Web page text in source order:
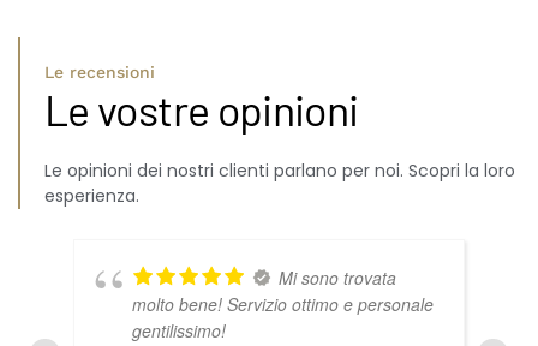
Le recensioni
Le vostre opinioni
Le opinioni dei nostri clienti parlano per noi. Scopri la loro
esperienza.
Mi sono trovata
molto bene! Servizio ottimo e personale
gentilissimo!